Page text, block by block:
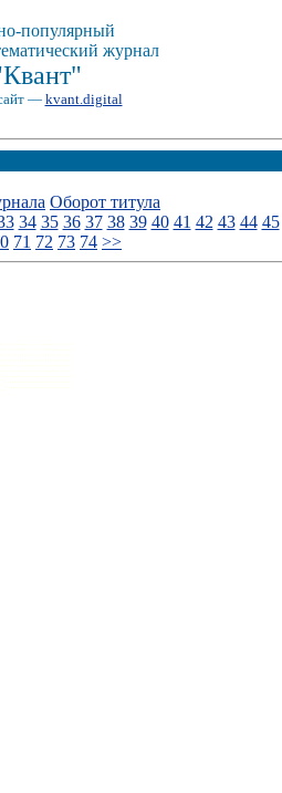
популярный
журнал
— kvant.digital
Оборот титула
34 35 36 37 38 39 40 41 42 43 44 45
71 72 73 74 >>